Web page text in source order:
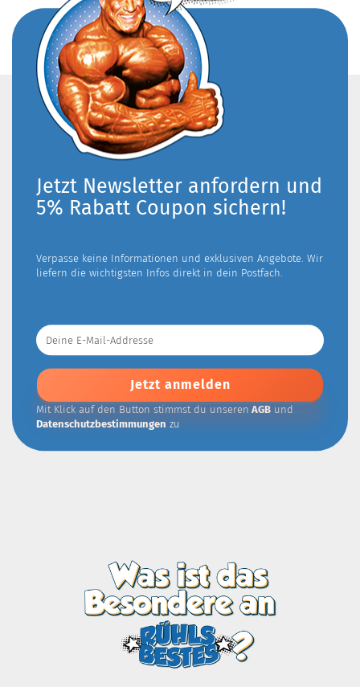
Jetzt Newsletter anfordern und
5% Rabatt Coupon sichern!
Verpasse keine Informationen und exklusiven Angebote. Wir
liefern die wichtigsten Infos direkt in dein Postfach.
Deine
E-
Mail-
Addresse
Mit Klick auf den Button stimmst du unseren AGB und
Datenschutzbestimmungen zu